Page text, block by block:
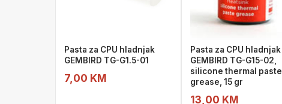
Pasta za CPU hladnjak
GEMBIRD TG-G1.5-01
7,00 KM
Pasta za CPU hladnjak
GEMBIRD TG-G15-02,
silicone thermal paste
grease, 15 gr
13,00 KM